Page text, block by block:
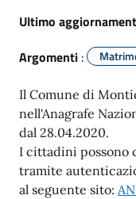
Ultimo
Argomenti :
Il Comune di
nell'Anagrafe
dal 28.04.2020.
I cittadini possono
tramite
al seguente sito: